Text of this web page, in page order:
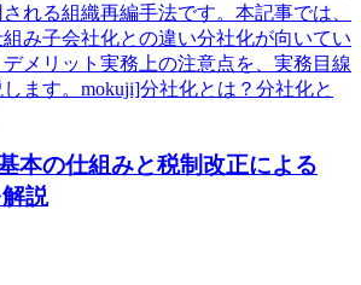
れる組織再編手法です。本記事では、
み子会社化との違い分社化が向いてい
メリット実務上の注意点を、実務目線
ます。mokuji]分社化とは？分社化と
本の仕組みと税制改正による
説